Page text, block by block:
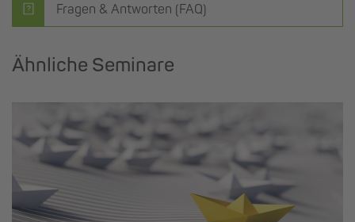
Fragen & Antworten (FAQ)
Ähnliche Seminare